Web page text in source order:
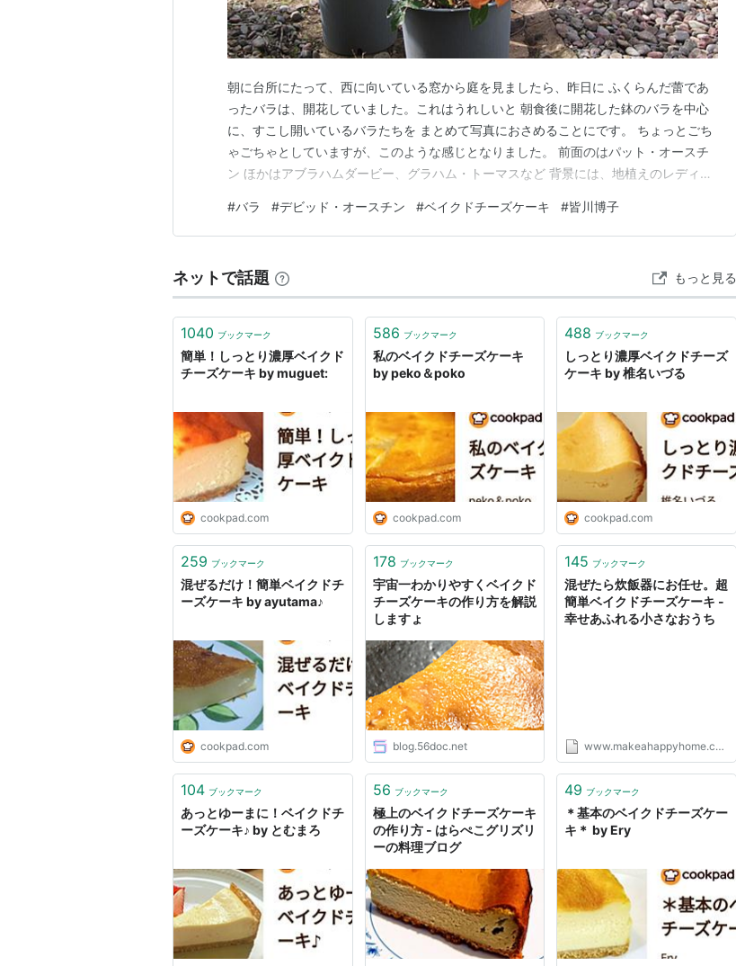
朝に台所にたって、西に向いている窓から庭を見ましたら、昨日に ふくらんだ蕾であ
ったバラは、開花していました。これはうれしいと 朝食後に開花した鉢のバラを中心
に、すこし開いているバラたちを まとめて写真におさめることにです。 ちょっとごち
ゃごちゃとしていますが、このような感じとなりました。 前面のはパット・オースチ
ン ほかはアブラハムダービー、グラハム・トーマスなど 背景には、地植えのレディ・
るのですが、地植えのほうは、まだすこし開花 まで時間がかかりそうです。（夕方に
なって雨となりましたので、これらの鉢は 雨のあたら…
#バラ #デビッド・オースチン #ベイクドチーズケーキ #皆川博子
ネットで話題 もっと見る
1040 ブックマーク
簡単！しっとり濃厚ベイクド
チーズケーキ by muguet:
cookpad.com
586 ブックマーク
私のベイクドチーズケーキ
by peko＆poko
cookpad.com
488 ブックマーク
しっとり濃厚ベイクドチーズ
ケーキ by 椎名いづる
cookpad.com
259 ブックマーク
混ぜるだけ！簡単ベイクドチ
ーズケーキ by ayutama♪
cookpad.com
178 ブックマーク
宇宙一わかりやすくベイクド
チーズケーキの作り方を解説
しますょ
blog.56doc.net
145 ブックマーク
混ぜたら炊飯器にお任せ。超
簡単ベイクドチーズケーキ -
幸せあふれる小さなおうち
www.makeahappyhome.com
104 ブックマーク
あっとゆーまに！ベイクドチ
ーズケーキ♪ by とむまろ
56 ブックマーク
極上のベイクドチーズケーキ
の作り方 - はらぺこグリズリ
ーの料理ブログ
49 ブックマーク
＊基本のベイクドチーズケー
キ＊ by Ery